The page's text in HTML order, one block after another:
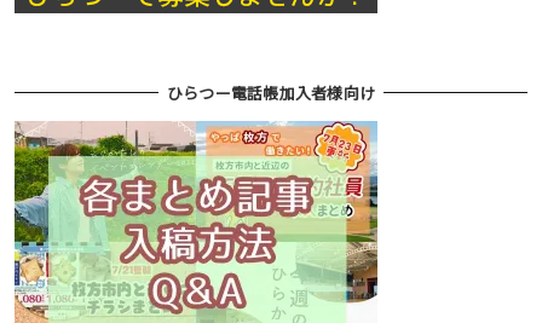
ひらつー電話帳加入者様向け